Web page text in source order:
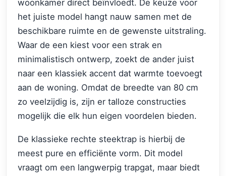
woonkamer direct beïnvloedt. De keuze voor
het juiste model hangt nauw samen met de
beschikbare ruimte en de gewenste uitstraling.
Waar de een kiest voor een strak en
minimalistisch ontwerp, zoekt de ander juist
naar een klassiek accent dat warmte toevoegt
aan de woning. Omdat de breedte van 80 cm
zo veelzijdig is, zijn er talloze constructies
mogelijk die elk hun eigen voordelen bieden.
De klassieke rechte steektrap is hierbij de
meest pure en efficiënte vorm. Dit model
vraagt om een langwerpig trapgat, maar biedt